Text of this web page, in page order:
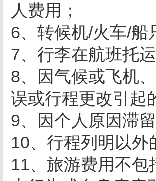
人费用；
6、转候机/火车/船
7、行李在航班托
8、因气候或飞机
误或行程更改引起
9、因个人原因滞
10、行程列明以
11、旅游费用不